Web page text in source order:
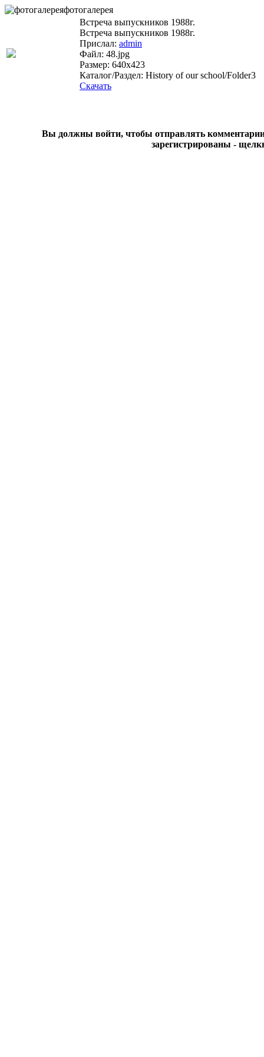
фотогалерея
Встреча выпускников 1988г.
Встреча выпускников 1988г.
Прислал: admin
Файл: 48.jpg
Размер: 640x423
Каталог/Раздел: History of our school/Folder3
Скачать
Вы должны войти, чтобы отправлять комментарии
зарегистрированы -